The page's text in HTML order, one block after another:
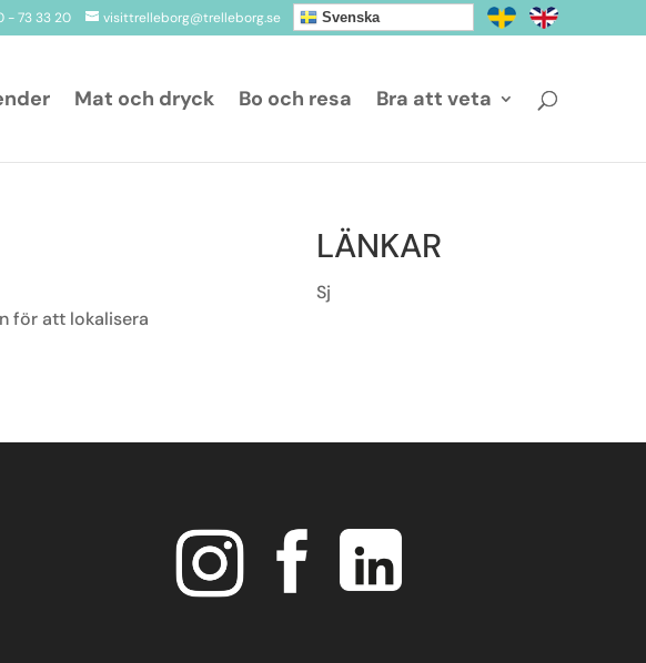
Svenska
visittrelleborg@trelleborg.se
- 73 33 20
Mat och dryck Bo och resa Bra att veta
för att lokalisera
LÄNKAR
Sj